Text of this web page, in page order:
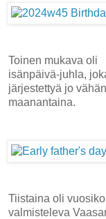
Toinen mukava oli
isänpäivä-juhla,
järjestettyä jo
maanantaina.
Tiistaina oli
valmisteleva